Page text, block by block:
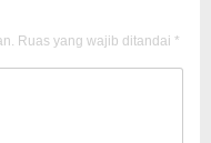
Ruas yang wajib ditandai *